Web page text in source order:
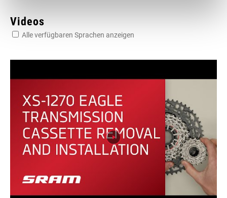
Videos
Alle verfügbaren Sprachen anzeigen